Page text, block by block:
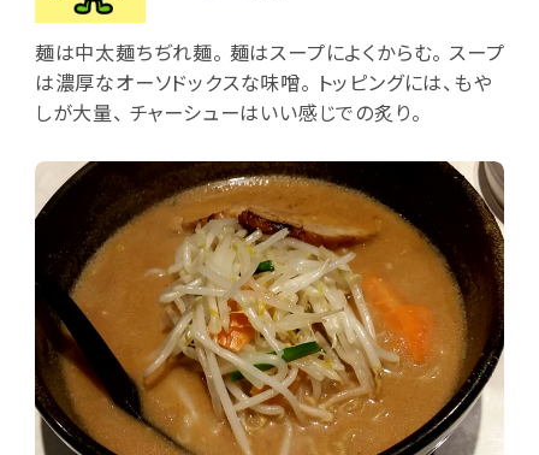
麺は中太麺ちぢれ麺。 麺はスープによくからむ。 スープ
は濃厚なオーソドックスな味噌。 トッピングには、もや
しが大量、 チャーシューはいい感じでの炙り。